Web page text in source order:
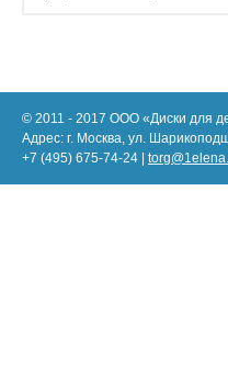
© 2011 - 2017 ООО «Диски для
Адрес: г. Москва, ул.
+7 (495) 675-74-24 |